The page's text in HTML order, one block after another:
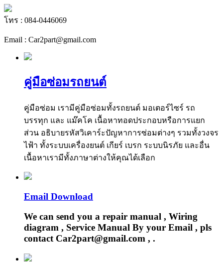
โทร : 084-0446069
Email : Car2part@gmail.com
คู่มือซ่อมรถยนต์
คู่มือซ่อม เรามีคู่มือซ่อมทั้งรถยนต์ มอเตอร์ไซร์ รถ
บรรทุก และ แม๊คโค เนื้อหาทอดประกอบหรือการแยก
ส่วน อธิบายรหัสวิเคาร์ะปัญหาการซ่อมต่างๆ รวมทั้งวงจร
ไฟ้า ทั้งระบบเครื่องยนต์ เกียร์ เบรก ระบบนิรภัย และอื่น
เนื้อหาเรามีทั้งภาษาต่างให้คุณได้เลือก
Email Download
We can send you a repair manual , Wiring
diagram , Service Manual By your Email , pls
contact Car2part@gmail.com , .